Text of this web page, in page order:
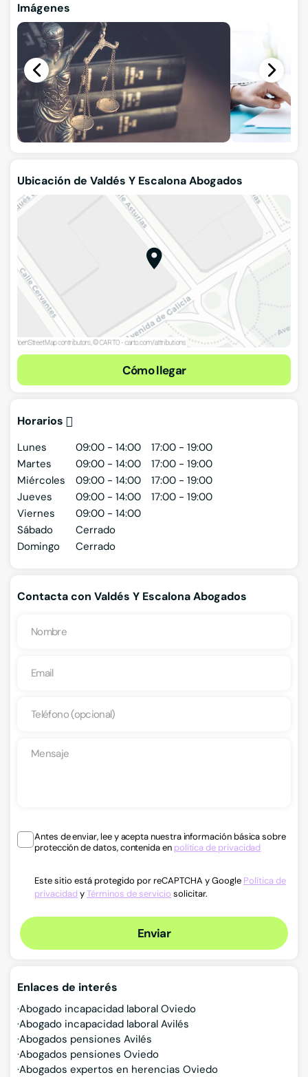
Imágenes
Ubicación de Valdés Y Escalona Abogados
Cómo llegar
Horarios
Lunes 09:00 - 14:00
17:00 - 19:00
Martes
09:00 - 14:00
17:00 - 19:00
Miércoles
09:00 - 14:00
17:00 - 19:00
Jueves
09:00 - 14:00
17:00 - 19:00
Viernes
09:00 - 14:00
Sábado
Cerrado
Domingo
Cerrado
Contacta con Valdés Y Escalona Abogados
Antes de enviar, lee y acepta nuestra información básica sobre
protección de datos, contenida en política de privacidad
Este sitio está protegido por reCAPTCHA y Google Política de
privacidad yTérminos de servicio solicitar.
Enviar
Enlaces de interés
Abogado incapacidad laboral Oviedo
Abogado incapacidad laboral Avilés
Abogados pensiones Avilés
Abogados pensiones Oviedo
Abogados expertos en herencias Oviedo